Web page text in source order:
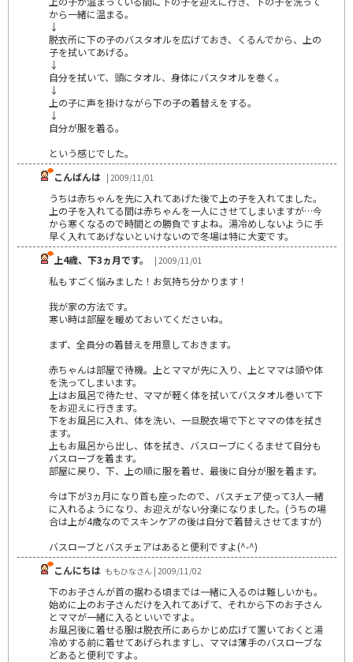
から一緒に温まる。
↓
脱衣所に下の子のバスタオルを広げておき、くるんでから、上の
子を拭いてあげる。
↓
自分を拭いて、頭にタオル、身体にバスタオルを巻く。
↓
上の子に声を掛けながら下の子の着替えをする。
↓
自分が服を着る。
という感じでした。
こんばんは | 2009/11/01
うちは赤ちゃんを先に入れてあげた後で上の子を入れてました。
上の子を入れてる間は赤ちゃんを一人にさせてしまいますが…今
から寒くなるので時間との勝負ですよね。湯冷めしないように手
早く入れてあげないといけないので冬場は特に大変です。
上4歳、下3ヵ月です。
| 2009/11/01
私もすごく悩みました！お気持ち分かります！
我が家の方法です。
寒い時は部屋を暖めておいてくださいね。
まず、全員分の着替えを用意しておきます。
赤ちゃんは部屋で待機。上とママが先に入り、上とママは頭や体
を洗ってしまいます。
上はお風呂で待たせ、ママが軽く体を拭いてバスタオル巻いて下
をお迎えに行きます。
下をお風呂に入れ、体を洗い、一旦脱衣場で下とママの体を拭き
ます。
上もお風呂から出し、体を拭き、バスローブにくるませて自分も
バスローブを着ます。
部屋に戻り、下、上の順に服を着せ、最後に自分が服を着ます。
今は下が3ヵ月になり首も座ったので、バスチェア使って3人一緒
に入れるようになり、お迎えがない分楽になりました。(うちの場
合は上が4歳なのでスキンケアの後は自分で着替えさせてますが)
バスローブとバスチェアはあると便利ですよ(^-^)
こんにちは ももひなさん | 2009/11/02
下のお子さんが首の据わる頃までは一緒に入るのは難しいかも。
始めに上のお子さんだけを入れてあげて、それから下のお子さん
とママが一緒に入るといいですよ。
お風呂後に着せる服は脱衣所にあらかじめ広げて置いておくと湯
冷めする前に着せてあげられますし、ママは薄手のバスローブな
どあると便利ですよ。